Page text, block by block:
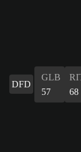
DFD
GLB
57
68